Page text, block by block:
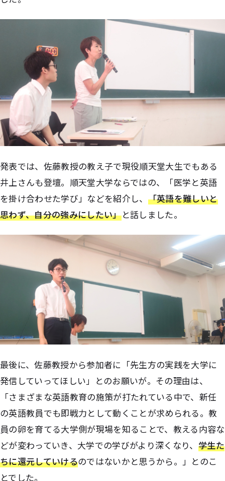
発表では、佐藤教授の教え子で現役順天堂大生でもある
井上さんも登壇。順天堂大学ならではの、「医学と英語
を掛け合わせた学び」などを紹介し、 「英語を難しいと
思わず、自分の強みにしたい」と話しました。
最後に、佐藤教授から参加者に「先生方の実践を大学に
発信していってほしい」とのお願いが。その理由は、
「さまざまな英語教育の施策が打たれている中で、新任
の英語教員でも即戦力として動くことが求められる。教
員の卵を育てる大学側が現場を知ることで、教える内容な
どが変わっていき、大学での学びがより深くなり、 学生た
ちに還元していけるのではないかと思うから。」とのこ
とでした。